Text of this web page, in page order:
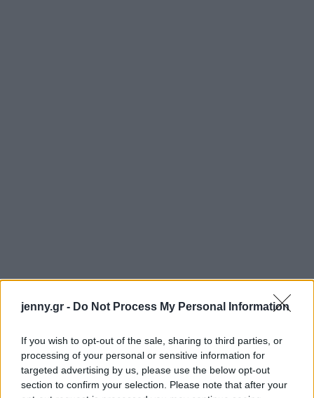
jenny.gr - Do Not Process My Personal Information
If you wish to opt-out of the sale, sharing to third parties, or
processing of your personal or sensitive information for
targeted advertising by us, please use the below opt-out
section to confirm your selection. Please note that after your
Σε δηλώσεις της κατά τη διάρκεια του φεστιβάλ,
πως νιώθει τεράστια χαρά και συγκίνηση που
βρίσκεται φέτος στις Κάννες με αυτόν τον
ρόλο.